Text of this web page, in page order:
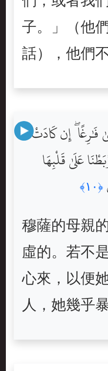
子。」（他
話），他們
فَٰرِغًا ۖ إِن كَادَتْ
عَلَىٰ قَلْبِهَا
﴿١٠﴾
穆薩的母親
虛的。若不
心來，以便
人，她幾乎